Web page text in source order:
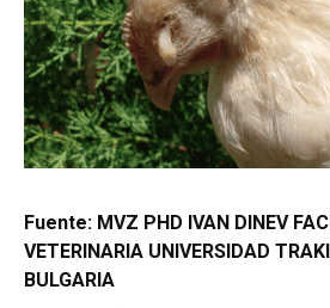
Fuente: MVZ PHD IVAN DINEV
VETERINARIA UNIVERSIDAD
BULGARIA